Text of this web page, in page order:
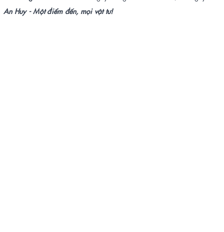
An Huy - Một điểm đến, mọi vật tư!